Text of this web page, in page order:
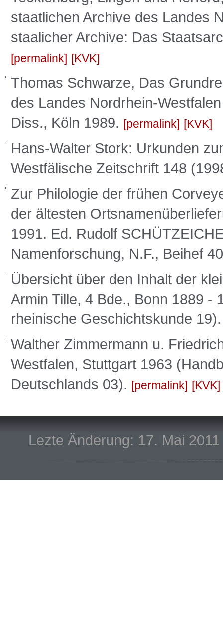
staatlichen Archive des Landes
staalicher Archive: Das
permalink KVK
Thomas Schwarze, Das
des Landes Nordrhein-
Diss., Köln 1989.
permalink KVK
Hans-Walter Stork: Urkunden
Westfälische Zeitschrift 148
Zur Philologie der frühen
der ältesten
1991. Ed. Rudolf
Namenforschung, N.F., Beihef
Übersicht über den Inhalt der
Armin Tille, 4 Bde., Bonn 1889 -
rheinische Geschichtskunde
Walther Zimmermann u.
Westfalen, Stuttgart 1963
Deutschlands 03).
permalink KVK
Lezte Änderung: 17. Mai